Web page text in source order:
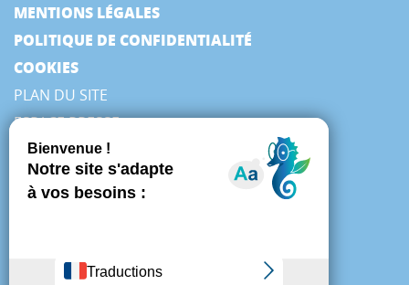
MENTIONS LÉGALES
POLITIQUE DE CONFIDENTIALITÉ
COOKIES
PLAN DU SITE
ESPACE PRESSE